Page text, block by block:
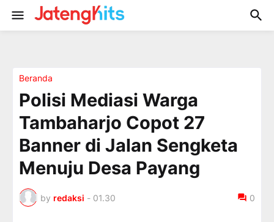
Beranda
Polisi Mediasi Warga
Tambaharjo Copot 27
Banner di Jalan Sengketa
Menuju Desa Payang
by redaksi - 01.30 0